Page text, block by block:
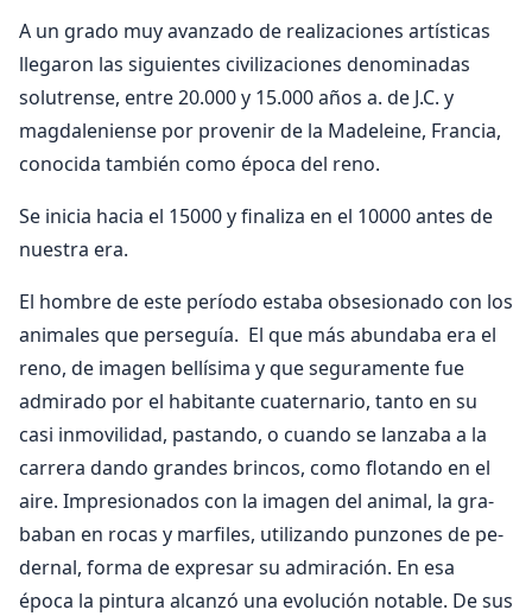
A un grado muy avanzado de realizaciones artísti­cas
llegaron las siguientes civilizaciones denominadas
solutrense, entre 20.000 y 15.000 años a. de J.C. y
magdaleniense por provenir de la Madeleine, Fran­cia,
conocida también como época del reno.
Se inicia hacia el 15000 y finaliza en el 10000 antes de
nues­tra era.
El hombre de este período estaba obsesionado con los
animales que perseguía. El que más abundaba era el
reno, de imagen bellísima y que seguramente fue
admirado por el habitante cuaternario, tanto en su
casi inmovilidad, pastando, o cuando se lanzaba a la
carrera dando grandes brincos, como flotando en el
aire. Impresionados con la imagen del animal, la gra­
baban en rocas y marfiles, utilizando punzones de pe­
dernal, forma de expresar su admiración. En esa
época la pintura alcanzó una evolución no­table. De sus